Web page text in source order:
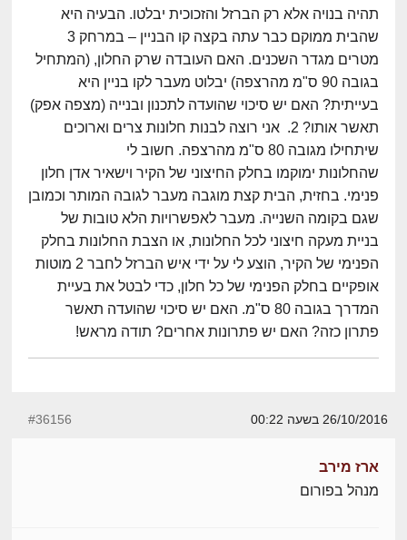
תהיה בנויה אלא רק הברזל והזכוכית יבלטו. הבעיה היא
שהבית ממוקם כבר עתה בקצה קו הבניין – במרחק 3
מטרים מגדר השכנים. האם העובדה שרק החלון, (המתחיל
בגובה 90 ס"מ מהרצפה) יבלוט מעבר לקו בניין היא
בעייתית? האם יש סיכוי שהועדה לתכנון ובנייה (מצפה אפק)
תאשר אותו? 2. אני רוצה לבנות חלונות צרים וארוכים
שיתחילו מגובה 80 ס"מ מהרצפה. חשוב לי
שהחלונות ימוקמו בחלק החיצוני של הקיר וישאיר אדן חלון
פנימי. בחזית, הבית קצת מוגבה מעבר לגובה המותר וכמובן
שגם בקומה השנייה. מעבר לאפשרויות הלא טובות של
בניית מעקה חיצוני לכל החלונות, או הצבת החלונות בחלק
הפנימי של הקיר, הוצע לי על ידי איש הברזל לחבר 2 מוטות
אופקיים בחלק הפנימי של כל חלון, כדי לבטל את בעיית
המדרך בגובה 80 ס"מ. האם יש סיכוי שהועדה תאשר
פתרון כזה? האם יש פתרונות אחרים? תודה מראש!
26/10/2016 בשעה 00:22 #36156
ארז מירב
מנהל בפורום